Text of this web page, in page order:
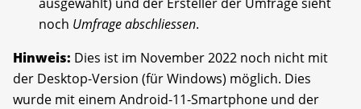
noch Umfrage abschliessen.
Hinweis: Dies ist im November 2022 noch nicht mit
der Desktop-Version (für Windows) möglich. Dies
wurde mit einem Android-11-Smartphone und der